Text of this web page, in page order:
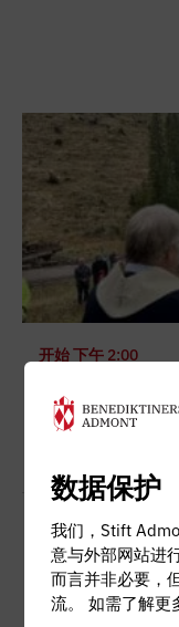
开始下午 2:00
银行假日 - 2026
地点 在凯布林加特
数据保护
我们，Stift
意与外部网站进
而言并非必要，
流。 如需了解更